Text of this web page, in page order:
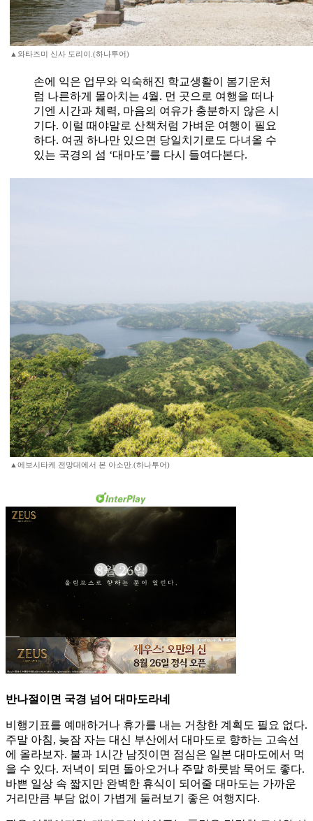
▲와타즈미 신사 도리이.(하나투어)
손에 익은 업무와 익숙해진 학교생활이 봄기운처
럼 나른하게 몰아치는 4월. 먼 곳으로 여행을 떠나
기엔 시간과 체력, 마음의 여유가 충분하지 않은 시
기다. 이럴 때야말로 산책처럼 가벼운 여행이 필요
하다. 여권 하나만 있으면 당일치기로도 다녀올 수
있는 국경의 섬 ‘대마도’를 다시 들여다본다.
▲에보시타케 전망대에서 본 아소만.(하나투어)
반나절이면 국경 넘어 대마도라네
비행기표를 예매하거나 휴가를 내는 거창한 계획도 필요 없다.
주말 아침, 늦잠 자는 대신 부산에서 대마도로 향하는 고속선
에 올라보자. 불과 1시간 남짓이면 점심은 일본 대마도에서 먹
을 수 있다. 저녁이 되면 돌아오거나 주말 하룻밤 묵어도 좋다.
바쁜 일상 속 짧지만 완벽한 휴식이 되어줄 대마도는 가까운
거리만큼 부담 없이 가볍게 둘러보기 좋은 여행지다.